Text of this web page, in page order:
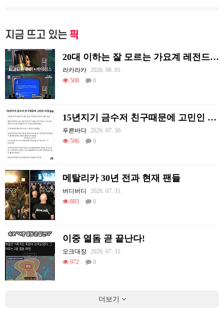
지금 뜨고 있는 픽
20대 이하는 잘 모르는 가요계 레전드 썰
라카라카 2026. 08. 01.
508
0
15년지기 금수저 친구때문에 고민인 사람
푸른바다 2026. 07. 30.
596
0
메탈리카 30년 전과 현재 팬들
버디버디
2026. 07. 31.
883
0
이중 열돔 곧 끝난다!
오크대장 2026. 07. 31.
972
0
더보기